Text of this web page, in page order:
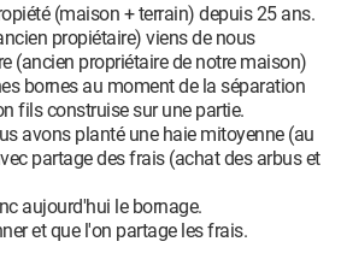
(maison + terrain) depuis 25 ans.
propiétaire) viens de nous
(ancien propriétaire de notre maison)
bornes au moment de la séparation
fils construise sur une partie.
avons planté une haie mitoyenne (au
partage des frais (achat des arbus et
aujourd'hui le bornage.
et que l'on partage les frais.